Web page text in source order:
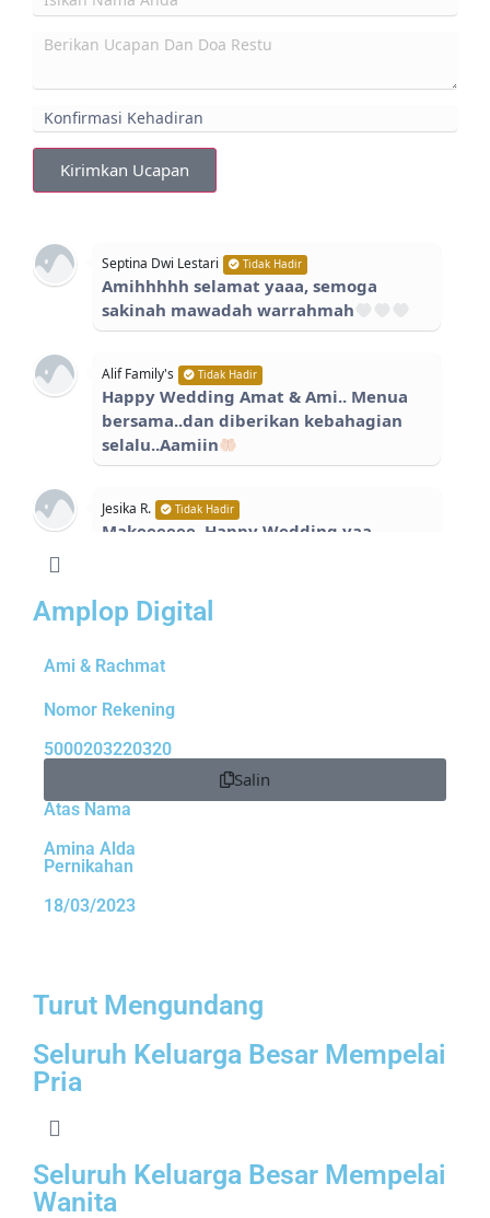
Kirimkan Ucapan
Septina Dwi Lestari Tidak Hadir
Amihhhhh selamat yaaa, semoga
sakinah mawadah warrahmah
Alif Family's Tidak Hadir
Happy Wedding Amat & Ami.. Menua
bersama..dan diberikan kebahagian
selalu..Aamiin
Jesika R. Tidak Hadir
Makeeeeee, Happy Wedding yaa,
Selamat menempuh hidup baru ka ami
Yuri dan Pasangan
Selamat Berbahagia untuk Ami dan
Rachmat semoga selalu bahagia dan
Yoga Hutama
Apriyana Hadir
Selamat berbahagia Ami &
Bayu pardede Tidak Hadir
Imakkk, selamat ya make dan ami
Amplop Digital
Ami & Rachmat
Nomor Rekening
5000203220320
Salin
Atas Nama
Amina Alda
Pernikahan
18/03/2023
Turut Mengundang
Seluruh Keluarga Besar Mempelai
Pria
Seluruh Keluarga Besar Mempelai
Wanita